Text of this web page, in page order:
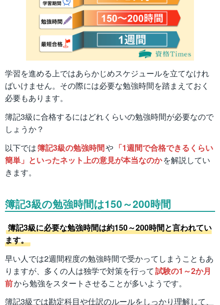
学習を進める上ではあらかじめスケジュールを立てなけれ
ばいけません。その際には必要な勉強時間を踏まえておく
必要もあります。
簿記3級に合格するにはどれくらいの勉強時間が必要なので
しょうか？
以下では簿記3級の勉強時間や 「1週間で合格できるくらい
簡単」といったネット上の意見が本当なのかを解説してい
きます。
簿記3級の勉強時間は150～200時間
簿記3級に必要な勉強時間は約150～200時間と言われてい
ます。
早い人では2週間程度の勉強時間で受かってしまうこともあ
りますが、多くの人は独学で対策を行って試験の1～2か月
前から勉強をスタートさせることが多いようです。
簿記3級では勘定科目や仕訳のルールをしっかり理解して、